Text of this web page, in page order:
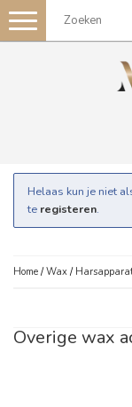
Toggle
navigation
Helaas kun je niet
te registeren.
Home /Wax /
Overige wax